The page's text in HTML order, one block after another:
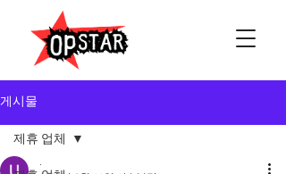
게시물
제휴 업체
.